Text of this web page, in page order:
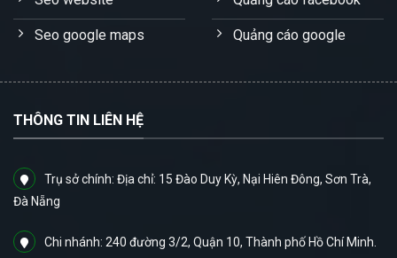
Seo google maps Quảng cáo google
THÔNG TIN LIÊN HỆ
Trụ sở chính: Địa chỉ: 15 Đào Duy Kỳ, Nại Hiên Đông, Sơn Trà,
Đà Nẵng
Chi nhánh: 240 đường 3/2, Quận 10, Thành phố Hồ Chí Minh.